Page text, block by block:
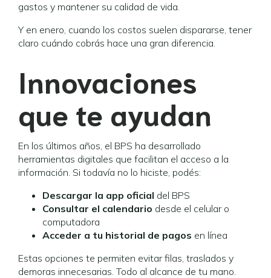
gastos y mantener su calidad de vida.
Y en enero, cuando los costos suelen dispararse, tener
claro cuándo cobrás hace una gran diferencia.
Innovaciones
que te ayudan
En los últimos años, el BPS ha desarrollado
herramientas digitales que facilitan el acceso a la
información. Si todavía no lo hiciste, podés:
Descargar la app oficial del BPS
Consultar el calendario desde el celular o
computadora
Acceder a tu historial de pagos en línea
Estas opciones te permiten evitar filas, traslados y
demoras innecesarias. Todo al alcance de tu mano.